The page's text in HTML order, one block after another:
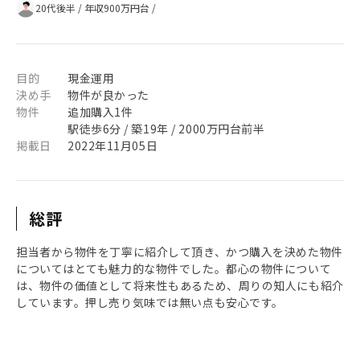
20代後半 / 年収900万円台 /
目的
現金運用
決め手
物件が良かった
物件
追加購入1件
駅徒歩6分 / 築19年 / 2000万円台前半
掲載日
2022年11月05日
総評
担当者から物件を丁寧に紹介して頂き、かつ購入を決めた物件
についてはとても魅力的な物件でした。都心の物件について
は、物件の価値として将来性もあるため、周りの知人にも紹介
しています。押し売り気味では無い点も安心です。